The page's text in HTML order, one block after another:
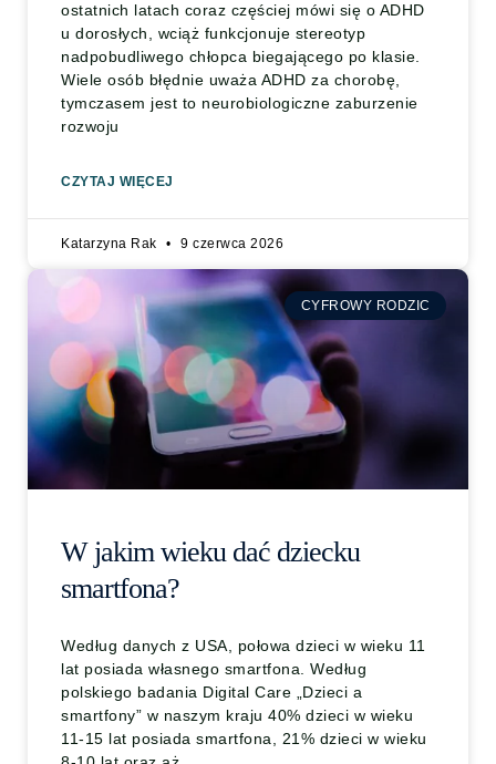
ostatnich latach coraz częściej mówi się o ADHD
u dorosłych, wciąż funkcjonuje stereotyp
nadpobudliwego chłopca biegającego po klasie.
Wiele osób błędnie uważa ADHD za chorobę,
tymczasem jest to neurobiologiczne zaburzenie
rozwoju
CZYTAJ WIĘCEJ
Katarzyna Rak 9 czerwca 2026
CYFROWY RODZIC
W jakim wieku dać dziecku
smartfona?
Według danych z USA, połowa dzieci w wieku 11
lat posiada własnego smartfona. Według
polskiego badania Digital Care „Dzieci a
smartfony” w naszym kraju 40% dzieci w wieku
11-15 lat posiada smartfona, 21% dzieci w wieku